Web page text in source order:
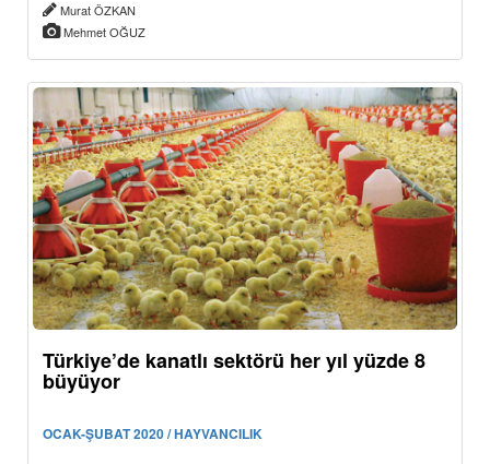
Murat ÖZKAN
Mehmet OĞUZ
Türkiye’de kanatlı sektörü her yıl yüzde 8
büyüyor
OCAK-ŞUBAT 2020 / HAYVANCILIK